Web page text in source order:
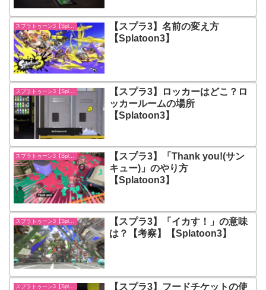
スプラトゥーン3【Splatoon3】
【スプラ3】名前の変え方
【Splatoon3】
【スプラ3】ロッカーはどこ？ロ
ッカールームの場所
【Splatoon3】
スプラトゥーン3【Splatoon3】
【スプラ3】「Thank you!(サン
キュー)」のやり方
【Splatoon3】
スプラトゥーン3【Splatoon3】
【スプラ3】「イカす！」の意味
は？【考察】【Splatoon3】
【スプラ3】フードチケットの使